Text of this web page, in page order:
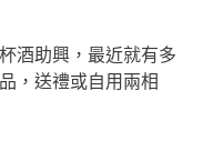
酒助興，最近就有多
，送禮或自用兩相